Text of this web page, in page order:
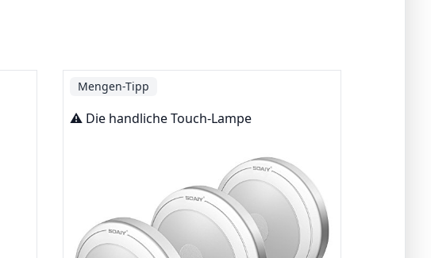
Mengen-Tipp
⚠️ Die handliche Touch-Lampe